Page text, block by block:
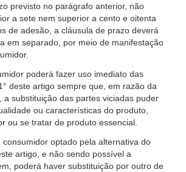
previsto no parágrafo anterior, não
a sete nem superior a cento e oitenta
de adesão, a cláusula de prazo deverá
em separado, por meio de manifestação
poderá fazer uso imediato das
deste artigo sempre que, em razão da
a substituição das partes viciadas puder
ou características do produto,
ou se tratar de produto essencial.
consumidor optado pela alternativa do
artigo, e não sendo possível a
poderá haver substituição por outro de